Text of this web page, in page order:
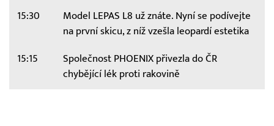
15:30
Model LEPAS L8 už znáte. Nyní se podívejte
na první skicu, z níž vzešla leopardí estetika
15:15
Společnost PHOENIX přivezla do ČR
chybějící lék proti rakovině